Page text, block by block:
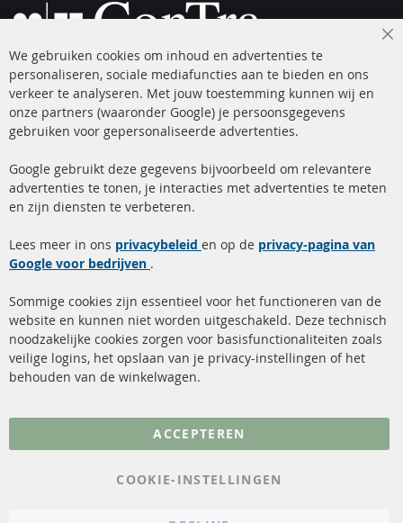
+49 (0) 4533 799 00 0
ma-do: 09-17 u, vr Fr 09-16 u
info@contra-automotive.de
facebook
instagram
Snelle links
Roetfilter reiniging
Katalysator (KAT)
sensoren
FAQ
Kundenservice
Verzendingskosten
Contact
Annuleer contract
Gegevensbescherming
We gebruiken cookies om inhoud en advertenties te
personaliseren, sociale mediafuncties aan te bieden en ons
verkeer te analyseren. Met jouw toestemming kunnen wij en
onze partners (waaronder Google) je persoonsgegevens
gebruiken voor gepersonaliseerde advertenties.
Google gebruikt deze gegevens bijvoorbeeld om relevantere
advertenties te tonen, je interacties met advertenties te meten
en zijn diensten te verbeteren.
Lees meer in ons privacybeleid en op de privacy-pagina van
Google voor bedrijven .
Sommige cookies zijn essentieel voor het functioneren van de
website en kunnen niet worden uitgeschakeld. Deze technisch
noodzakelijke cookies zorgen voor basisfunctionaliteiten zoals
veilige logins, het opslaan van je privacy-instellingen of het
behouden van de winkelwagen.
ACCEPTEREN
COOKIE-INSTELLINGEN